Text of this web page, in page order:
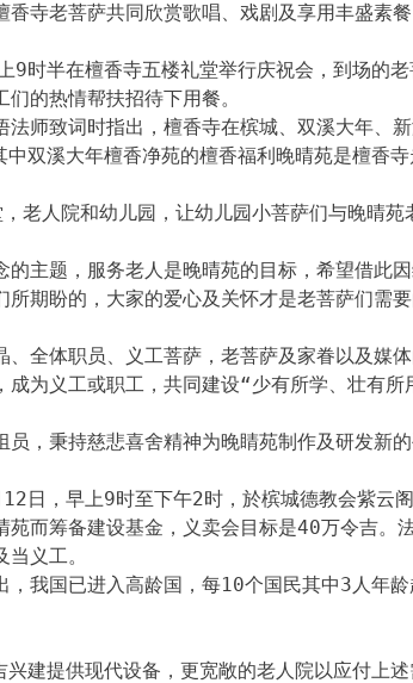
寺老菩萨共同欣赏歌唱、戏剧及享用丰盛素餐
9时半在檀香寺五楼礼堂举行庆祝会，到场的
的热情帮扶招待下用餐。
师致词时指出，檀香寺在槟城、双溪大年、
双溪大年檀香净苑的檀香福利晚晴苑是檀香寺
老人院和幼儿园，让幼儿园小菩萨们与晚晴
主题，服务老人是晚晴苑的目标，希望借此
期盼的，大家的爱心及关怀才是老菩萨们需要
全体职员、义工菩萨，老菩萨及家眷以及媒
为义工或职工，共同建设“少有所学、壮有
员，秉持慈悲喜舍精神为晚睛苑制作及研发新
日，早上9时至下午2时，於槟城德教会紫云
而筹备建设基金，义卖会目标是40万令吉。
义工。
，我国已进入高龄国，每10个国民其中3人年
建提供现代设备，更宽敞的老人院以应付上述